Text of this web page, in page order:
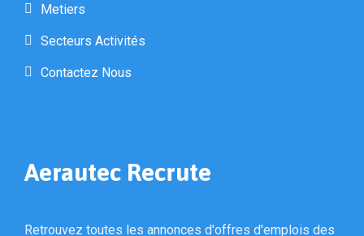
Metiers
Secteurs Activités
Contactez Nous
Aerautec Recrute
Retrouvez toutes les annonces d'offres d'emplois des